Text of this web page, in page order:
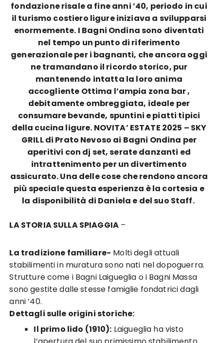
fondazione risale a fine anni ’40, periodo in cui
il turismo costiero ligure iniziava a svilupparsi
enormemente. I Bagni Ondina sono diventati
nel tempo un punto di riferimento
generazionale per i bagnanti, che ancora oggi
ne tramandano il ricordo storico, pur
mantenendo intatta la loro anima
accogliente Ottima l’ampia zona bar ,
debitamente ombreggiata, ideale per
consumare bevande, spuntini e piatti tipici
della cucina ligure. NOVITA’ ESTATE 2025 – SKY
GRILL di Prato Nevoso ai Bagni Ondina per
aperitivi con dj set, serate danzanti ed
intrattenimento per un divertimento
assicurato. Una delle cose che rendono ancora
più speciale questa esperienza è la cortesia e
la disponibilità di Daniela e del suo Staff.
LA STORIA SULLA SPIAGGIA –
La tradizione familiare- Molti degli attuali
stabilimenti in muratura sono nati nel dopoguerra.
Strutture come i Bagni Laigueglia o i Bagni Massa
sono gestite dalle stesse famiglie fondatrici dagli
anni ’40.
Dettagli sulle origini storiche:
Il primo lido (1910): Laigueglia ha visto